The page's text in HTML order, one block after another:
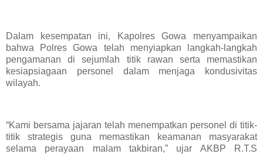
Dalam kesempatan ini, Kapolres Gowa menyampaikan
bahwa Polres Gowa telah menyiapkan langkah-langkah
pengamanan di sejumlah titik rawan serta memastikan
kesiapsiagaan personel dalam menjaga kondusivitas
wilayah.
“Kami bersama jajaran telah menempatkan personel di titik-
titik strategis guna memastikan keamanan masyarakat
selama perayaan malam takbiran,” ujar AKBP R.T.S